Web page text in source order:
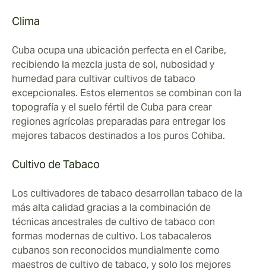
Clima
Cuba ocupa una ubicación perfecta en el Caribe,
recibiendo la mezcla justa de sol, nubosidad y
humedad para cultivar cultivos de tabaco
excepcionales. Estos elementos se combinan con la
topografía y el suelo fértil de Cuba para crear
regiones agrícolas preparadas para entregar los
mejores tabacos destinados a los puros Cohiba.
Cultivo de Tabaco
Los cultivadores de tabaco desarrollan tabaco de la
más alta calidad gracias a la combinación de
técnicas ancestrales de cultivo de tabaco con
formas modernas de cultivo. Los tabacaleros
cubanos son reconocidos mundialmente como
maestros de cultivo de tabaco, y solo los mejores